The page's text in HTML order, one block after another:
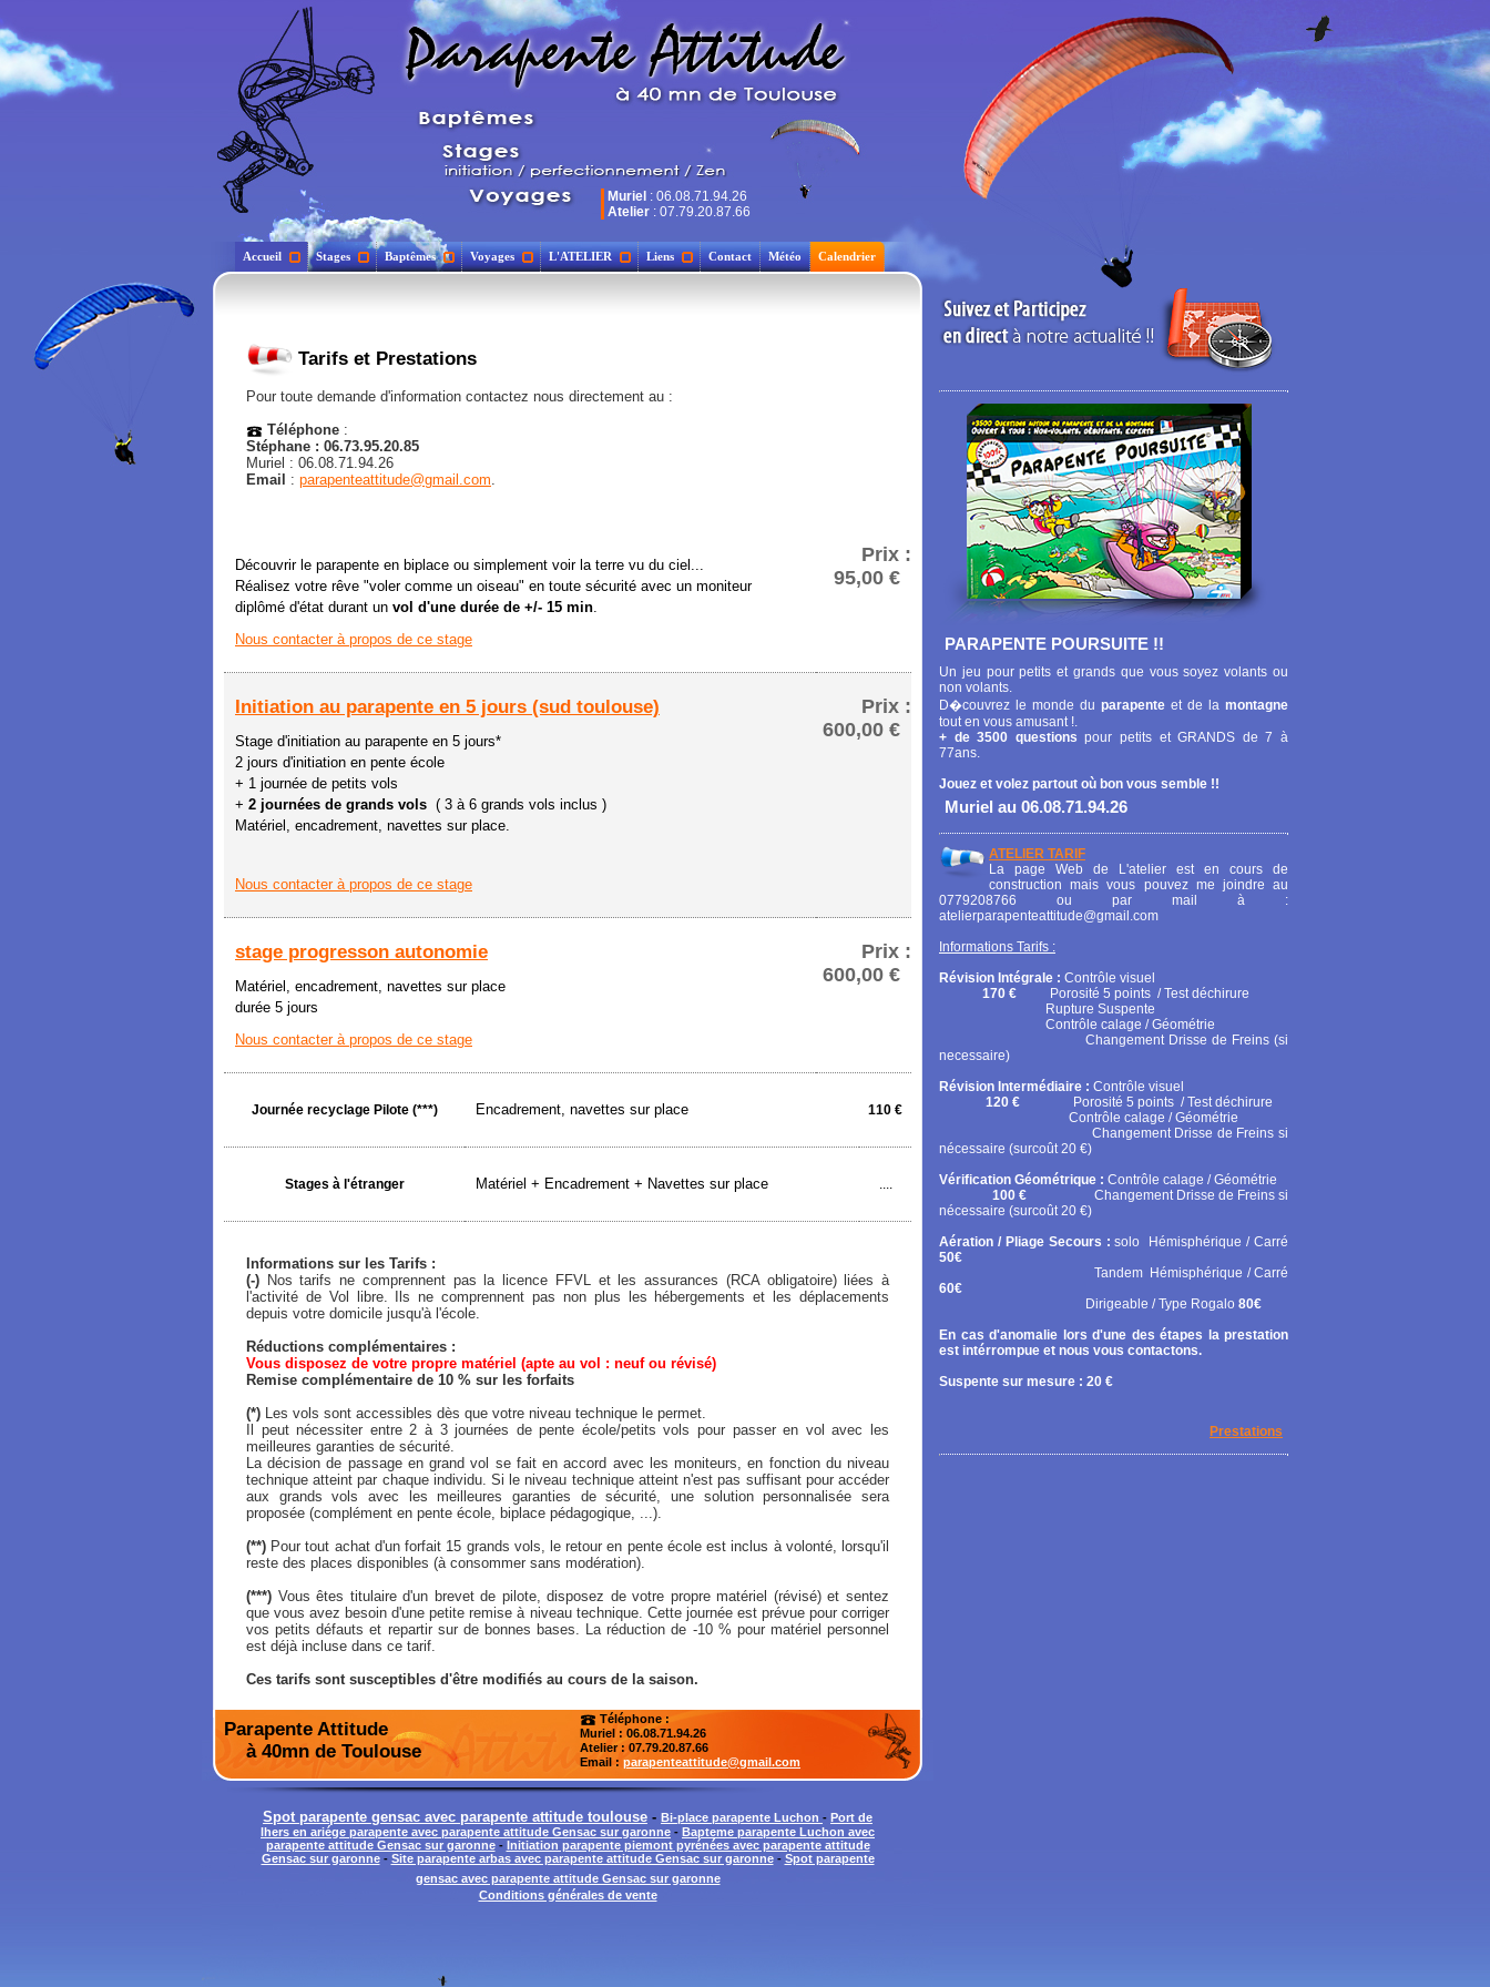
Muriel : 06.08.71.94.26
Atelier : 07.79.20.87.66
Accueil Stages Baptêmes Voyages L'ATELIER Liens Contact Météo Calendrier
Tarifs et Prestations
Pour toute demande d'information contactez nous directement au :
Téléphone :
Stéphane : 06.73.95.20.85
Muriel : 06.08.71.94.26
Email
: parapenteattitude@gmail.com.
Découvrir le parapente en biplace ou simplement voir la terre vu du ciel...
Réalisez votre rêve "voler comme un oiseau" en toute sécurité avec un moniteur
diplômé d'état durant un vol d'une durée de +/- 15 min.
Nous contacter à propos de ce stage
Prix :
95,00 €
Initiation au parapente en 5 jours (sud toulouse)
Stage d'initiation au parapente en 5 jours*
2 jours d'initiation en pente école
+ 1 journée de petits vols
+ 2 journées de grands vols ( 3 à 6 grands vols inclus )
Matériel, encadrement, navettes sur place.
Nous contacter à propos de ce stage
Prix :
600,00 €
stage progresson autonomie
Matériel, encadrement, navettes sur place
durée 5 jours
Nous contacter à propos de ce stage
Prix :
600,00 €
Journée recyclage Pilote (***) Encadrement, navettes sur place 110 €
Stages à l'étranger Matériel + Encadrement + Navettes sur place ....
Informations sur les Tarifs :
(-) Nos tarifs ne comprennent pas la licence FFVL et les assurances (RCA obligatoire) liées à
l'activité de Vol libre. Ils ne comprennent pas non plus les hébergements et les déplacements
depuis votre domicile jusqu'à l'école.
Réductions complémentaires :
Vous disposez de votre propre matériel (apte au vol : neuf ou révisé)
Remise complémentaire de 10 % sur les forfaits
(*) Les vols sont accessibles dès que votre niveau technique le permet.
Il peut nécessiter entre 2 à 3 journées de pente école/petits vols pour passer en vol avec les
meilleures garanties de sécurité.
La décision de passage en grand vol se fait en accord avec les moniteurs, en fonction du niveau
technique atteint par chaque individu. Si le niveau technique atteint n'est pas suffisant pour accéder
aux grands vols avec les meilleures garanties de sécurité, une solution personnalisée sera
proposée (complément en pente école, biplace pédagogique, ...).
(**) Pour tout achat d'un forfait 15 grands vols, le retour en pente école est inclus à volonté, lorsqu'il
reste des places disponibles (à consommer sans modération).
(***) Vous êtes titulaire d'un brevet de pilote, disposez de votre propre matériel (révisé) et sentez
que vous avez besoin d'une petite remise à niveau technique. Cette journée est prévue pour corriger
vos petits défauts et repartir sur de bonnes bases. La réduction de -10 % pour matériel personnel
est déjà incluse dans ce tarif.
Ces tarifs sont susceptibles d'être modifiés au cours de la saison.
Parapente Attitude
à 40mn de Toulouse
Téléphone :
Muriel : 06.08.71.94.26
Atelier: 07.79.20.87.66
Email : parapenteattitude@gmail.com
Spot parapente gensac avec parapente attitude toulouse - Bi-place parapente Luchon - Port de
lhers en ariége parapente avec parapente attitude Gensac sur garonne - Bapteme parapente Luchon avec
parapente attitude Gensac sur garonne- Initiation parapente piemont pyrénées avec parapente attitude
Gensac sur garonne- Site parapente arbas avec parapente attitude Gensac sur garonne- Spot parapente
gensac avec parapente attitude Gensac sur garonne
Conditions générales de vente
PARAPENTE POURSUITE !!
Un jeu pour petits et grands que vous soyez volants ou
non volants.
D�couvrez le monde du parapente et de la montagne
tout en vous amusant !.
+ de 3500 questions pour petits et GRANDS de 7 à
77ans.
Jouez et volez partout où bon vous semble !!
Muriel au 06.08.71.94.26
ATELIER TARIF
La page Web de L'atelier est en cours de
construction mais vous pouvez me joindre au
0779208766 ou par mail à :
atelierparapenteattitude@gmail.com
Informations Tarifs :
Révision Intégrale : Contrôle visuel
170 € Porosité 5 points / Test déchirure
Rupture Suspente
Contrôle calage / Géométrie
Changement Drisse de Freins (si
necessaire)
Révision Intermédiaire : Contrôle visuel
120 € Porosité 5 points / Test déchirure
Contrôle calage / Géométrie
Changement Drisse de Freins si
nécessaire (surcoût 20 €)
Vérification Géométrique : Contrôle calage / Géométrie
100 € Changement Drisse de Freins si
nécessaire (surcoût 20 €)
Aération / Pliage Secours :solo
Hémisphérique / Carré
50€
Tandem Hémisphérique / Carré
60€
Dirigeable / Type Rogalo 80€
En cas d'anomalie lors d'une des étapes la prestation
est intérrompue et nous vous contactons.
Suspente sur mesure : 20 €
Prestations